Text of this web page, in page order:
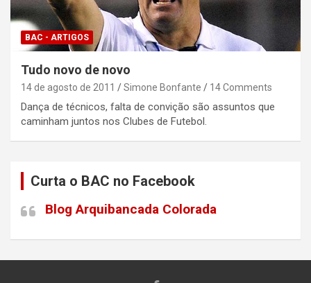
BAC - ARTIGOS
Tudo novo de novo
14 de agosto de 2011 Simone Bonfante 14 Comments
Dança de técnicos, falta de convição são assuntos que
caminham juntos nos Clubes de Futebol.
Curta o BAC no Facebook
Blog Arquibancada Colorada